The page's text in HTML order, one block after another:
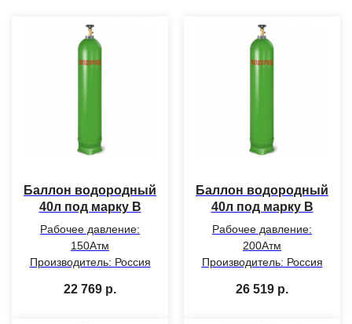
Баллон водородный
40л под марку В
Рабочее давление:
150Атм
Производитель: Россия
22 769 р.
Баллон водородный
40л под марку В
Рабочее давление:
200Атм
Производитель: Россия
26 519 р.